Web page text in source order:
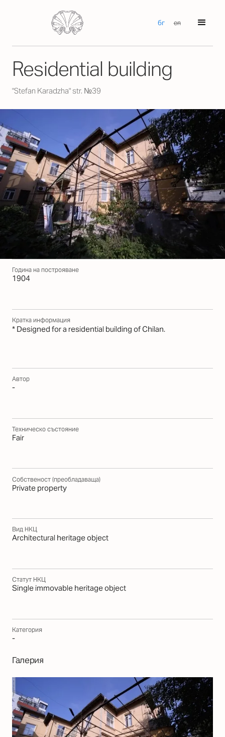
бг en
Residential building
"Stefan Karadzha" str. №39
Година на построяване
1904
Кратка информация
* Designed for a residential building of Chilan.
Автор
-
Техническо състояние
Fair
Собственост (преобладаваща)
Private property
Вид НКЦ
Architectural heritage object
Статут НКЦ
Single immovable heritage object
Категория
-
Галерия